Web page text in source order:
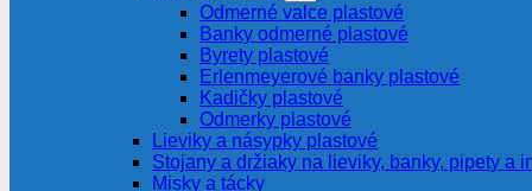
Odmerné valce plastové
Banky odmerné plastové
Byrety plastové
Erlenmeyerové banky plastové
Kadičky plastové
Odmerky plastové
Lieviky a násypky plastové
Stojany a držiaky na lieviky, banky, pipety a
Misky a tácky